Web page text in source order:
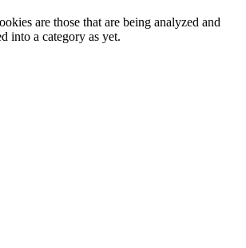
are those that are being analyzed and
into a category as yet.